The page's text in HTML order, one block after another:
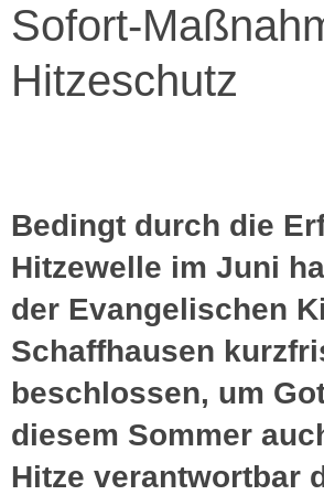
Sofort-
Hitzeschutz
Bedingt durch die
Hitzewelle im Juni
der Evangelischen
Schaffhausen
beschlossen, um
diesem Sommer
Hitze verantwortbar